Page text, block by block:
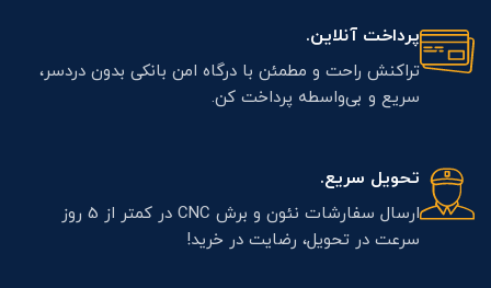
پرداخت آنلاین.
تراکنش راحت و مطمئن با درگاه امن بانکی بدون دردسر،
سریع و بی‌واسطه پرداخت کن.
تحویل سریع.
ارسال سفارشات نئون و برش CNC در کمتر از 5 روز
سرعت در تحویل، رضایت در خرید!